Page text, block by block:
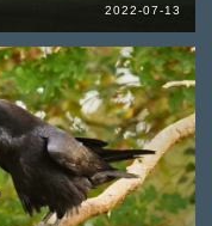
2022-07-13